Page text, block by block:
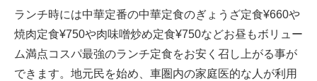
ランチ時には中華定番の中華定食のぎょうざ定食¥660や
焼肉定食¥750や肉味噌炒め定食¥750などお昼もボリュー
ム満点コスパ最強のランチ定食をお安く召し上がる事が
できます。地元民を始め、車圏内の家庭医的な人が利用